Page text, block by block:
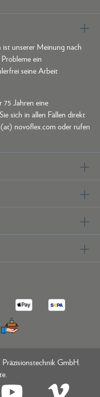
unserer Meinung nach
ein
seine Arbeit
75 Jahren eine
sich in allen Fällen direkt
novoflex.com oder rufen
GmbH.